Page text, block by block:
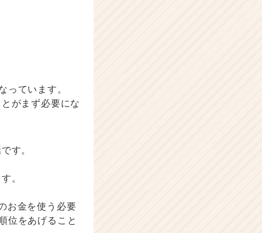
っています。
がまず必要にな
す。
。
お金を使う必要
位をあげること